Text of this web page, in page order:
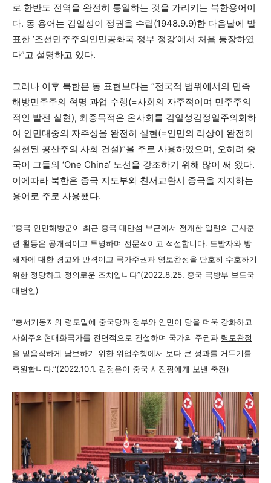
로 한반도 전역을 완전히 통일하는 것을 가리키는 북한용어이
다. 동 용어는 김일성이 정권을 수립(1948.9.9)한 다음날에 발
표한 ‘조선민주주의인민공화국 정부 정강’에서 처음 등장하였
다”고 설명하고 있다.
그러나 이후 북한은 동 표현보다는 “전국적 범위에서의 민족
해방민주주의 혁명 과업 수행(=사회의 자주적이며 민주주의
적인 발전 실현), 최종목적은 온사회를 김일성김정일주의화하
여 인민대중의 자주성을 완전히 실현(=인민의 리상이 완전히
실현된 공산주의 사회 건설)”을 주로 사용하였으며, 오히려 중
국이 그들의 ‘One China’ 노선을 강조하기 위해 많이 써 왔다.
이에따라 북한은 중국 지도부와 친서교환시 중국을 지지하는
용어로 주로 사용했다.
“중국 인민해방군이 최근 중국 대만섬 부근에서 전개한 일련의 군사훈
련 활동은 공개적이고 투명하며 전문적이고 적절합니다. 도발자와 방
해자에 대한 경고와 반격이고 국가주권과 영토완정을 단호히 수호하기
위한 정당하고 정의로운 조치입니다”(2022.8.25. 중국 국방부 보도국
대변인)
“총서기동지의 령도밑에 중국당과 정부와 인민이 당을 더욱 강화하고
사회주의현대화국가를 전면적으로 건설하며 국가의 주권과 령토완정
을 믿음직하게 담보하기 위한 위업수행에서 보다 큰 성과를 거두기를
축원합니다.”(2022.10.1. 김정은이 중국 시진핑에게 보낸 축전)